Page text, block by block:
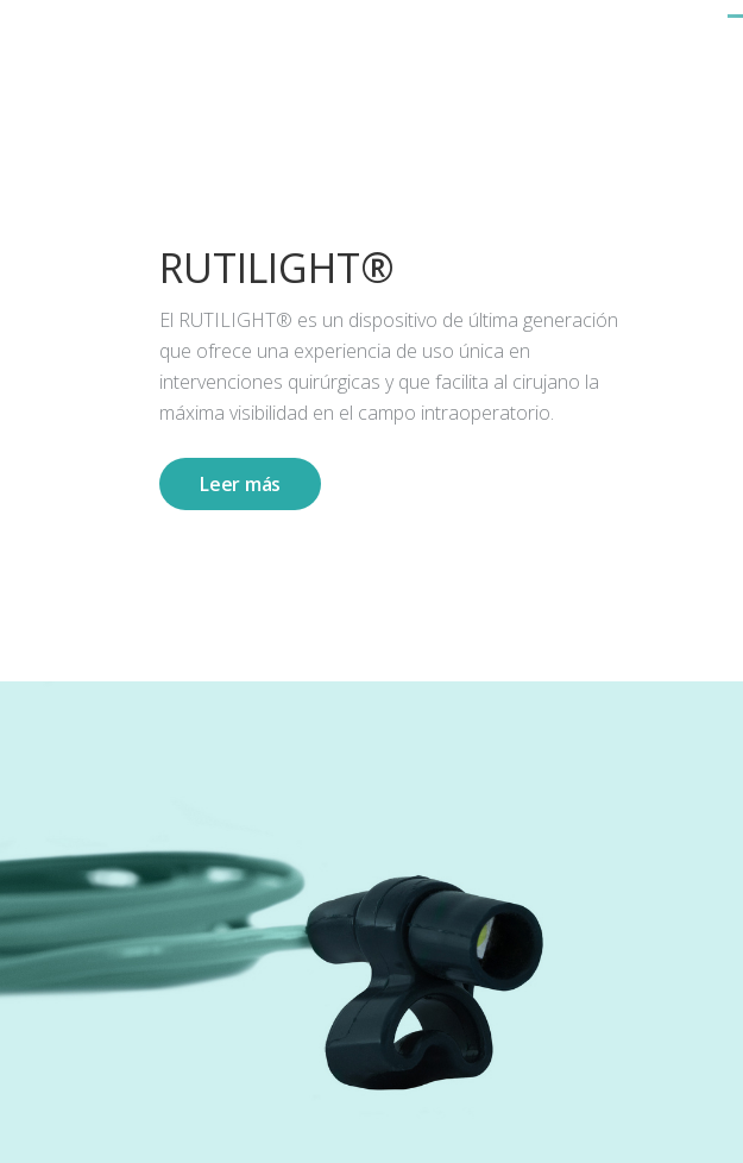
RUTILIGHT®
El RUTILIGHT® es un dispositivo de última generación
que ofrece una experiencia de uso única en
intervenciones quirúrgicas y que facilita al cirujano la
máxima visibilidad en el campo intraoperatorio.
Leer más